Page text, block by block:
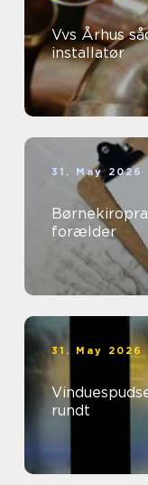
Vvs Århus sådan vælger du den rigtige
installatør
31. May 2026
forælder
31. May 2026
rundt